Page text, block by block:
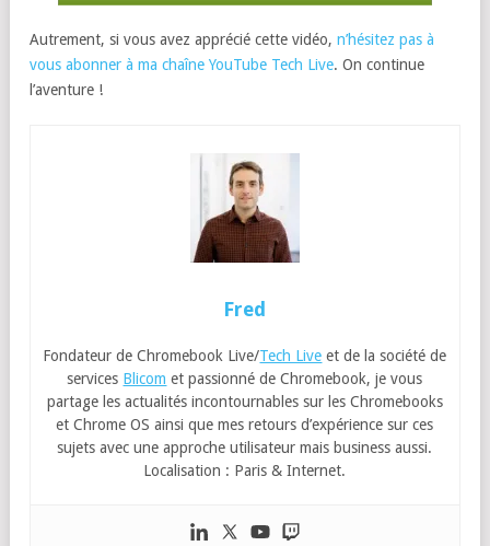
Autrement, si vous avez apprécié cette vidéo, n’hésitez pas à
vous abonner à ma chaîne YouTube Tech Live. On continue
l’aventure !
Fred
Fondateur de Chromebook Live/Tech Live et de la société de
services Blicom et passionné de Chromebook, je vous
partage les actualités incontournables sur les Chromebooks
et Chrome OS ainsi que mes retours d’expérience sur ces
sujets avec une approche utilisateur mais business aussi.
Localisation : Paris & Internet.